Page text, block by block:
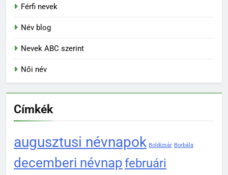
Férfi nevek
Név blog
Nevek ABC szerint
Női név
Címkék
augusztusi névnapok Boldizsár Borbála
decemberi névnapfebruári